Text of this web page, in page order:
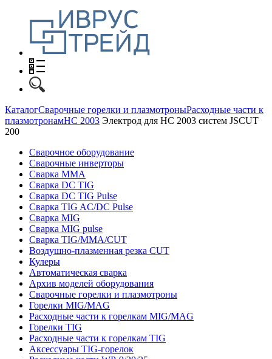
КаталогСварочные горелки и плазмотроныРасходные части к
плазмотронамHC 2003 Электрод для HC 2003 систем JSCUT
200
Сварочное оборудование
Сварочные инверторы
Сварка MMA
Сварка DC TIG
Сварка DC TIG Pulse
Сварка TIG AC/DC Pulse
Сварка MIG
Сварка MIG pulse
Сварка TIG/MMA/CUT
Воздушно-плазменная резка CUT
Кулеры
Автоматическая сварка
Архив моделей оборудования
Сварочные горелки и плазмотроны
Горелки MIG/MAG
Расходные части к горелкам MIG/MAG
Горелки TIG
Расходные части к горелкам TIG
Аксессуары TIG-горелок